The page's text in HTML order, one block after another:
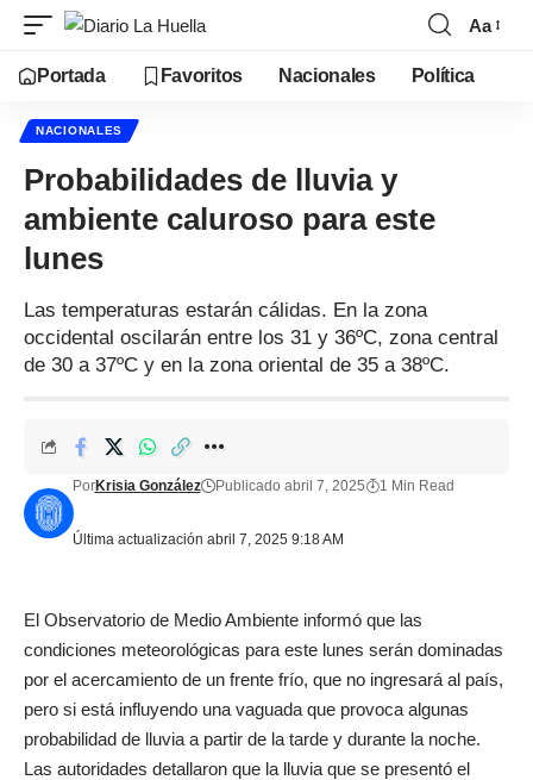
Aa
Portada Favoritos Nacionales Política
NACIONALES
Probabilidades de lluvia y
ambiente caluroso para este
lunes
Las temperaturas estarán cálidas. En la zona
occidental oscilarán entre los 31 y 36ºC, zona central
de 30 a 37ºC y en la zona oriental de 35 a 38ºC.
Última actualización abril 7, 2025 9:18 AM
PorKrisia González Publicado abril 7, 2025 1 Min Read
El Observatorio de Medio Ambiente informó que las
condiciones meteorológicas para este lunes serán dominadas
por el acercamiento de un frente frío, que no ingresará al país,
pero si está influyendo una vaguada que provoca algunas
probabilidad de lluvia a partir de la tarde y durante la noche.
Las autoridades detallaron que la lluvia que se presentó el